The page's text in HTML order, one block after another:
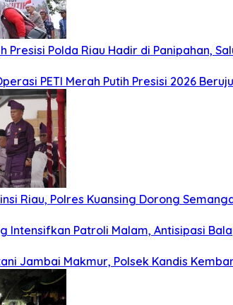
Presisi Polda Riau Hadir di Panipahan,
PETI Merah Putih Presisi 2026
Riau, Polres Kuansing Dorong
Intensifkan Patroli Malam, Antisipasi
Jambai Makmur, Polsek Kandis